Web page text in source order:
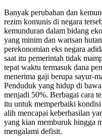
Banyak perubahan dan
rezim komunis di negara
kemunduran dalam bidang
yang minim dan warisan
perekonomian eks negara
saat itu pemerintah tidak
tepat waktu termasuk dana
menerima gaji berupa sayur-
Penduduk yang hidup di
menjadi 50%. Berbagai cara
itu untuk memperbaiki
alih mencapai keberhasilan
yang kian memburuk hingga
mengalami defisit.